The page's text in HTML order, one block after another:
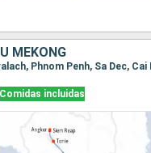
MÉKONG
Phnom Penh, Sa Dec,
Comidas incluidas